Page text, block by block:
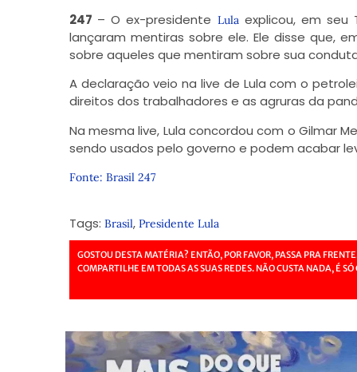
247 – O ex-presidente Lulaexplicou, em seu
lançaram mentiras sobre ele. Ele disse que,
sobre aqueles que mentiram sobre sua
A declaração veio na live de Lula com o
direitos dos trabalhadores e as agruras da
Na mesma live, Lula concordou com o Gilmar
sendo usados pelo governo e podem acabar
Fonte: Brasil 247
Tags: Brasil, Presidente Lula
GOSTOU DESTA MATÉRIA? ENTÃO, POR FAVOR, PASSA PRA
COMPARTILHE EM TODAS AS SUAS REDES. NÃO CUSTA NADA, É SÓ